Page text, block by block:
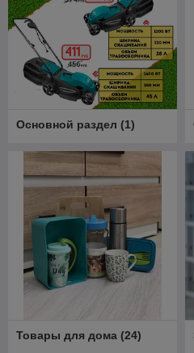
Основной раздел (1)
Товары для дома (24)